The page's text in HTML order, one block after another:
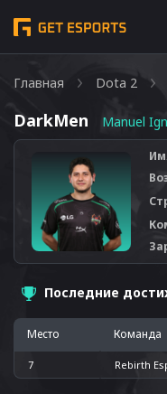
Главная Dota 2
DarkMen Manuel
Последние
Место Команда
7 Rebirth